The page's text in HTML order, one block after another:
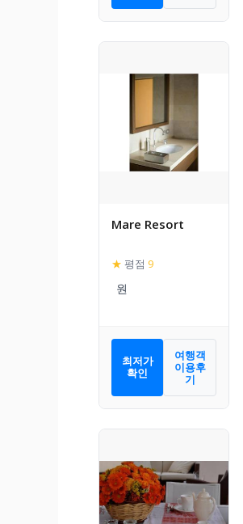
Mare Resort
★ 평점 9
최저가
확인
여행객
이용후
기